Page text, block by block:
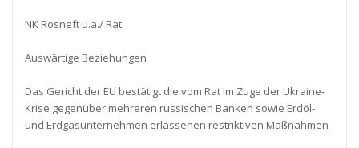
NK Rosneft u.a./ Rat
Auswärtige Beziehungen
Das Gericht der EU bestätigt die vom Rat im Zuge der Ukraine-
Krise gegenüber mehreren russischen Banken sowie Erdöl-
und Erdgasunternehmen erlassenen restriktiven Maßnahmen